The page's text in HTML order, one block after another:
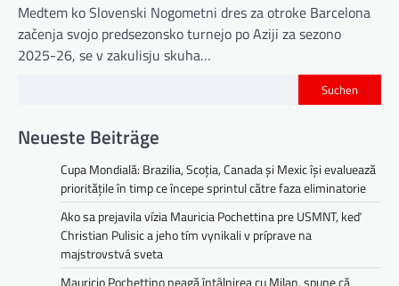
Medtem ko Slovenski Nogometni dres za otroke Barcelona
začenja svojo predsezonsko turnejo po Aziji za sezono
2025-26, se v zakulisju skuha…
Suchen
Neueste Beiträge
Cupa Mondială: Brazilia, Scoția, Canada și Mexic își evaluează
prioritățile în timp ce începe sprintul către faza eliminatorie
Ako sa prejavila vízia Mauricia Pochettina pre USMNT, keď
Christian Pulisic a jeho tím vynikali v príprave na
majstrovstvá sveta
Mauricio Pochettino neagă întâlnirea cu Milan, spune că